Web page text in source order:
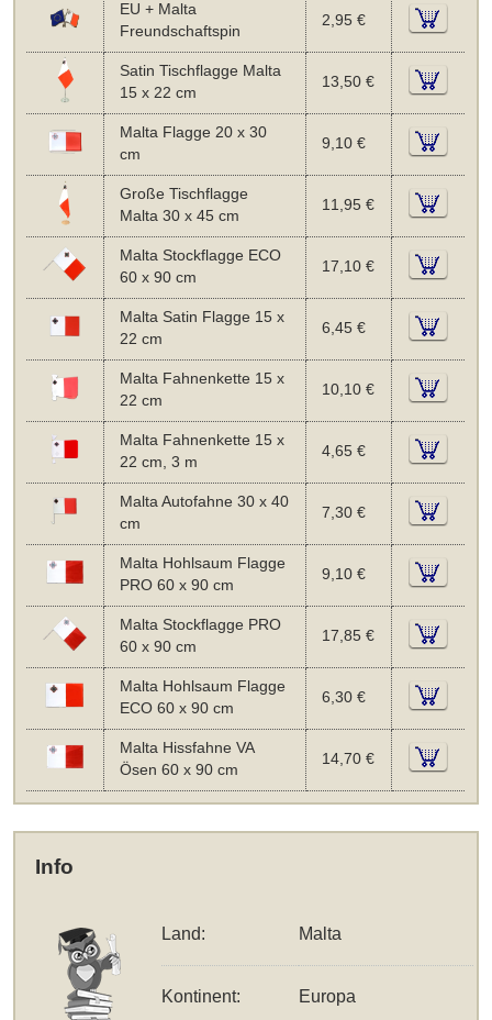
EU + Malta
Freundschaftspin
2,95 €
Satin Tischflagge Malta
15 x 22 cm
13,50 €
Malta Flagge 20 x 30
cm
9,10 €
Große Tischflagge
Malta 30 x 45 cm
11,95 €
Malta Stockflagge ECO
60 x 90 cm
17,10 €
Malta Satin Flagge 15 x
22 cm
6,45 €
Malta Fahnenkette 15 x
22 cm
10,10 €
Malta Fahnenkette 15 x
22 cm, 3 m
4,65 €
Malta Autofahne 30 x 40
cm
7,30 €
Malta Hohlsaum Flagge
PRO 60 x 90 cm
9,10 €
Malta Stockflagge PRO
60 x 90 cm
17,85 €
Malta Hohlsaum Flagge
ECO 60 x 90 cm
6,30 €
Malta Hissfahne VA
Ösen 60 x 90 cm
14,70 €
Info
Land: Malta
Kontinent: Europa